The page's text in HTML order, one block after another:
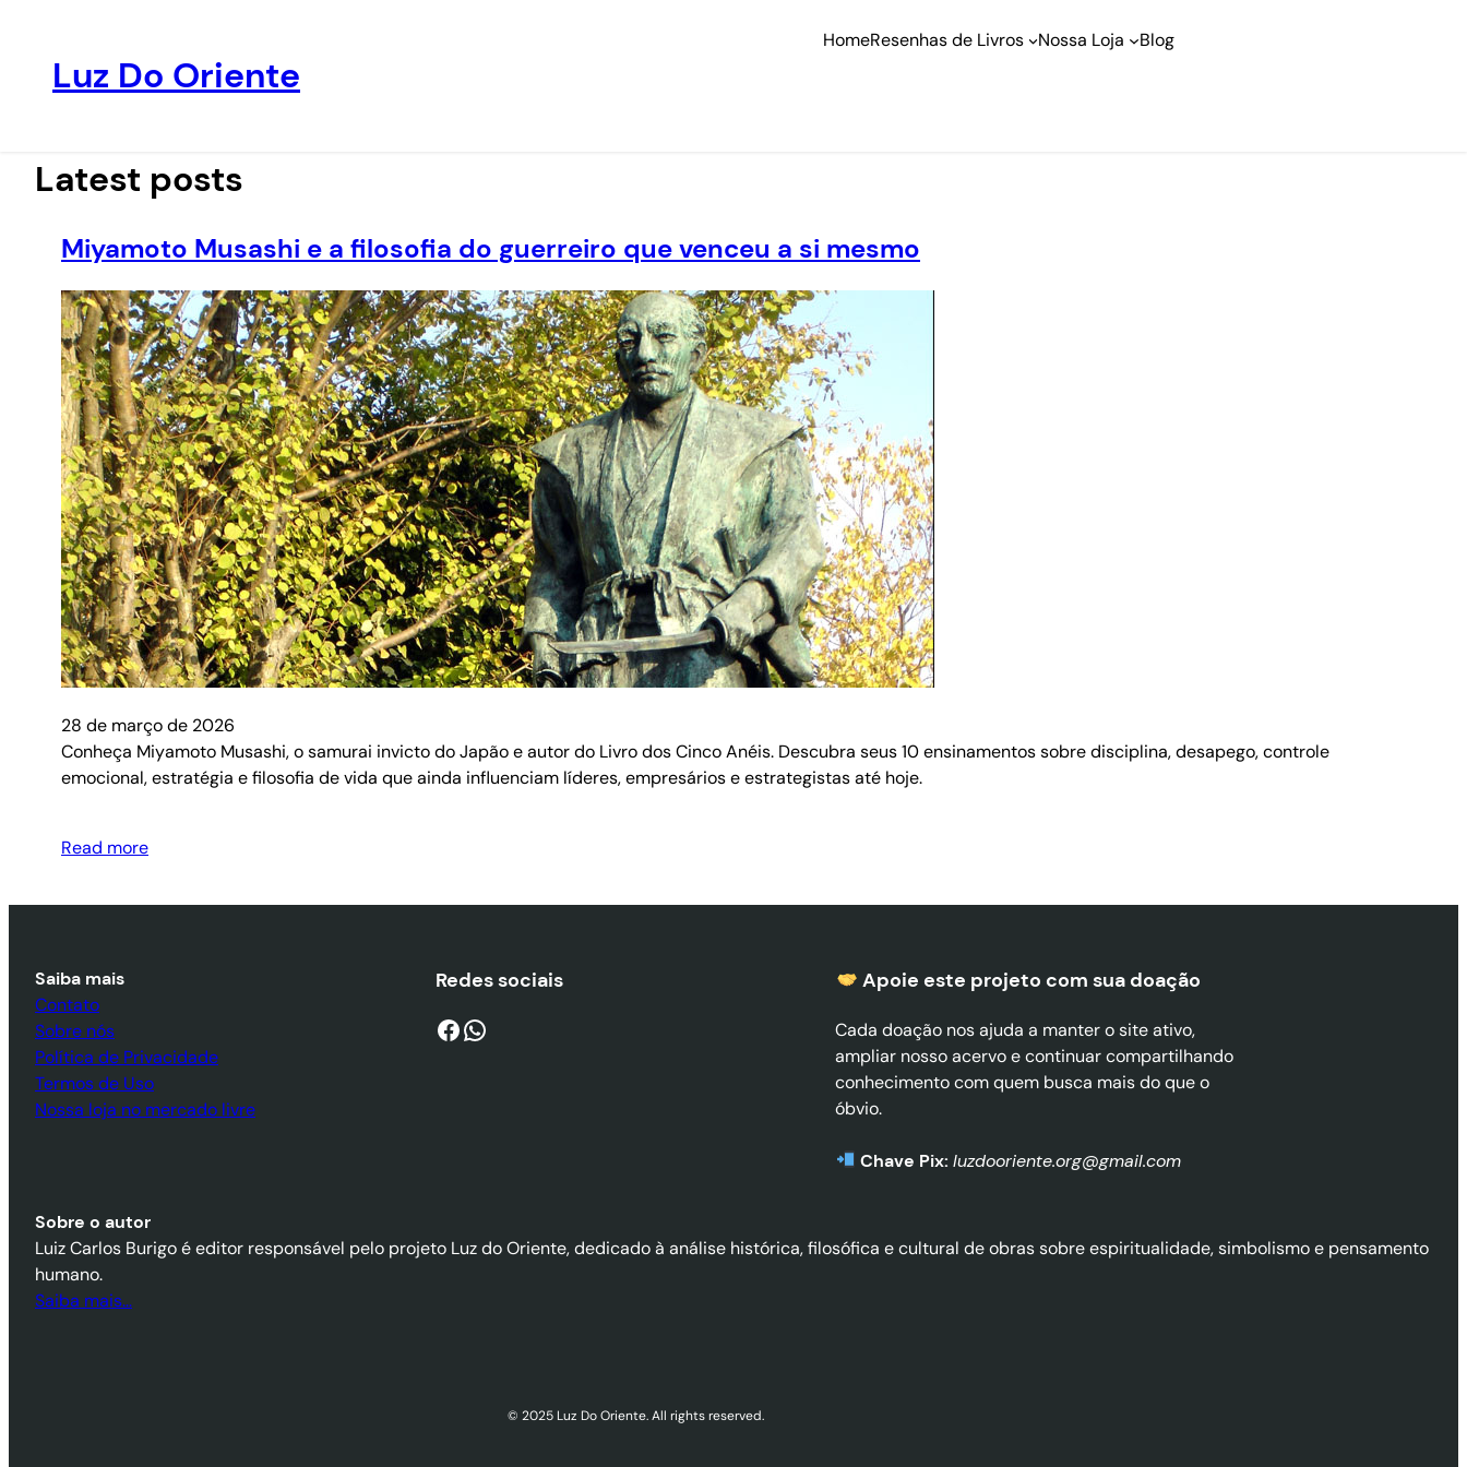
conteúdo
Luz Do Oriente
HomeResenhas de Livros Nossa Loja Blog
Latest posts
Miyamoto Musashi e a filosofia do guerreiro que venceu a si mesmo
28 de março de 2026
Conheça Miyamoto Musashi, o samurai invicto do Japão e autor do Livro dos Cinco Anéis. Descubra seus 10 ensinamentos sobre disciplina, desapego, controle
emocional, estratégia e filosofia de vida que ainda influenciam líderes, empresários e estrategistas até hoje.
Read more
Saiba mais
Contato
Sobre nós
Política de Privacidade
Termos de Uso
Nossa loja no mercado livre
Redes sociais
Facebook WhatsApp
Apoie este projeto com sua doação
Cada doação nos ajuda a manter o site ativo,
ampliar nosso acervo e continuar compartilhando
conhecimento com quem busca mais do que o
óbvio.
Chave Pix: luzdooriente.org@gmail.com
Sobre o autor
Luiz Carlos Burigo é editor responsável pelo projeto Luz do Oriente, dedicado à análise histórica, filosófica e cultural de obras sobre espiritualidade, simbolismo e pensamento
humano.
Saiba mais…
© 2025 Luz Do Oriente. All rights reserved.